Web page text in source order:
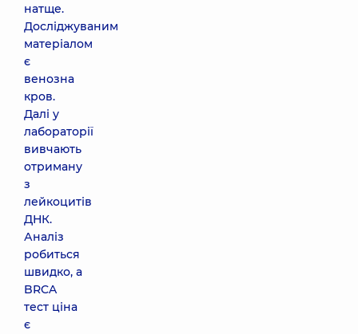
натще.
Досліджуваним
матеріалом
є
венозна
кров.
Далі у
лабораторії
вивчають
отриману
з
лейкоцитів
ДНК.
Аналіз
робиться
швидко, а
BRCA
тест ціна
є